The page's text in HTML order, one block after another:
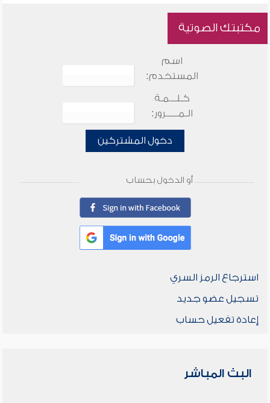
مكتبتك الصوتية
اسم
المستخدم:
كـلـــمـة
الـمـــــرور:
دخول المشتركين
أو الدخول بحساب
استرجاع الرمز السري
تسجيل عضو جديد
إعادة تفعيل حساب
البث المباشر